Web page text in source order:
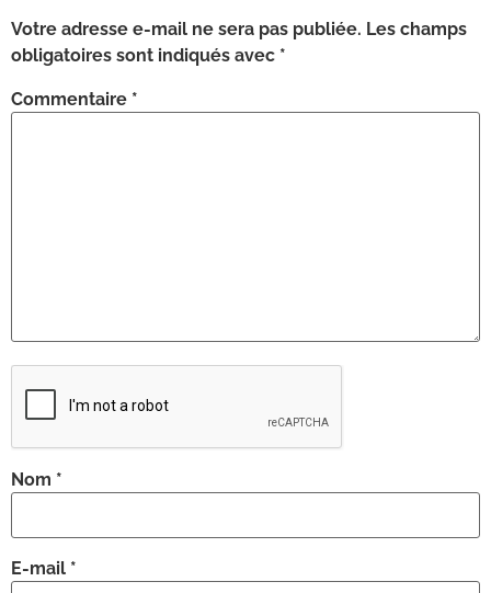
Votre adresse e-mail ne sera pas publiée. Les champs
obligatoires sont indiqués avec *
Commentaire *
Nom *
E-mail *